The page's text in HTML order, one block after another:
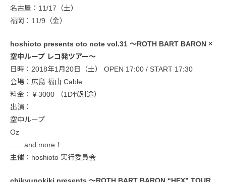
名古屋：11/17（土）
福岡：11/9（金）
hoshioto presents oto note vol.31 ～ROTH BART BARON ×
空中ループ レコ発ツアー～
日時：2018年1月20日（土） OPEN 17:00 / START 17:30
会場：広島 福山 Cable
料金：￥3000 （1D代別途）
出演：
空中ループ
Oz
……and more！
主催：hoshioto 実行委員会
chikyunokiki presents ～ROTH BART BARON “HEX” TOUR